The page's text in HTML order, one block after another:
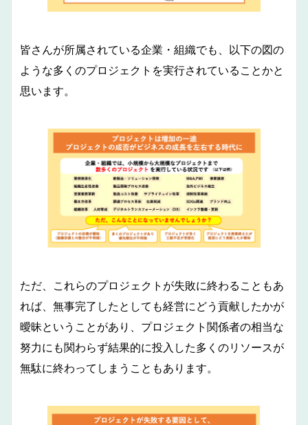
皆さんが所属されている企業・組織でも、以下の図の
ような多くのプロジェクトを実行されていることかと
思います。
ただ、これらのプロジェクトが失敗に終わることもあ
れば、無事完了したとしても経営にどう貢献したかが
曖昧ということがあり、プロジェクト関係者の相当な
努力にも関わらず結果的に投入した多くのリソースが
無駄に終わってしまうこともあります。